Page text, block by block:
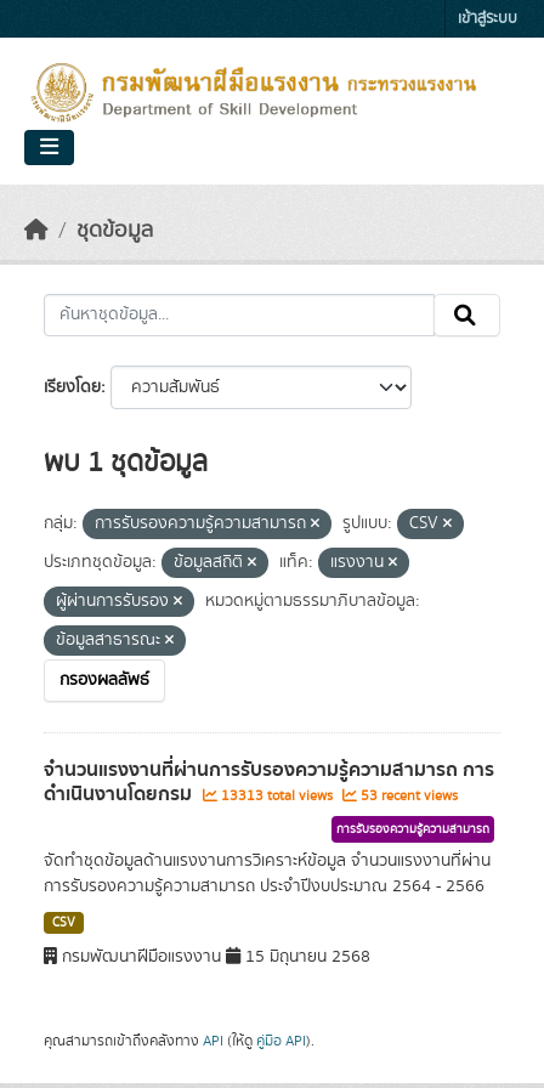
เข้าสู่ระบบ
ชุดข้อมูล
เรียงโดย
พบ 1 ชุดข้อมูล
กลุ่ม: การรับรองความรู้ความสามารถ รูปแบบ:
CSV
ประเภทชุดข้อมูล:
ข้อมูลสถิติ แท็ค:
แรงงาน
ผู้ผ่านการรับรอง
หมวดหมู่ตามธรรมาภิบาลข้อมูล:
ข้อมูลสาธารณะ
กรองผลลัพธ์
จำนวนแรงงานที่ผ่านการรับรองความรู้ความสามารถ การ
ดำเนินงานโดยกรม 13313 total views 53 recent views
การรับรองความรู้ความสามารถ
จัดทำชุดข้อมูลด้านแรงงานการวิเคราะห์ข้อมูล จำนวนแรงงานที่ผ่าน
การรับรองความรู้ความสามารถ ประจำปีงบประมาณ 2564 - 2566
CSV
กรมพัฒนาฝีมือแรงงาน 15 มิถุนายน 2568
คุณสามารถเข้าถึงคลังทาง API (ให้ดู คู่มือ API).